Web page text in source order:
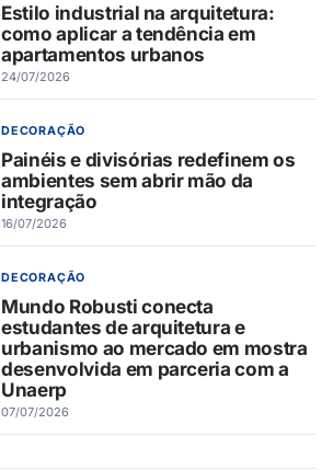
Estilo industrial na arquitetura:
como aplicar a tendência em
apartamentos urbanos
24/07/2026
DECORAÇÃO
Painéis e divisórias redefinem os
ambientes sem abrir mão da
integração
16/07/2026
DECORAÇÃO
Mundo Robusti conecta
estudantes de arquitetura e
urbanismo ao mercado em mostra
desenvolvida em parceria com a
Unaerp
07/07/2026